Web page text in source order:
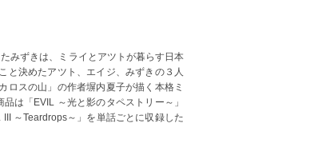
みずきは、ミライとアツトが暮らす日本
と決めたアツト、エイジ、みずきの３人
ロスの山」の作者塀内夏子が描く本格ミ
は「EVIL ～光と影のタペストリー～」
～Teardrops～」を単話ごとに収録した